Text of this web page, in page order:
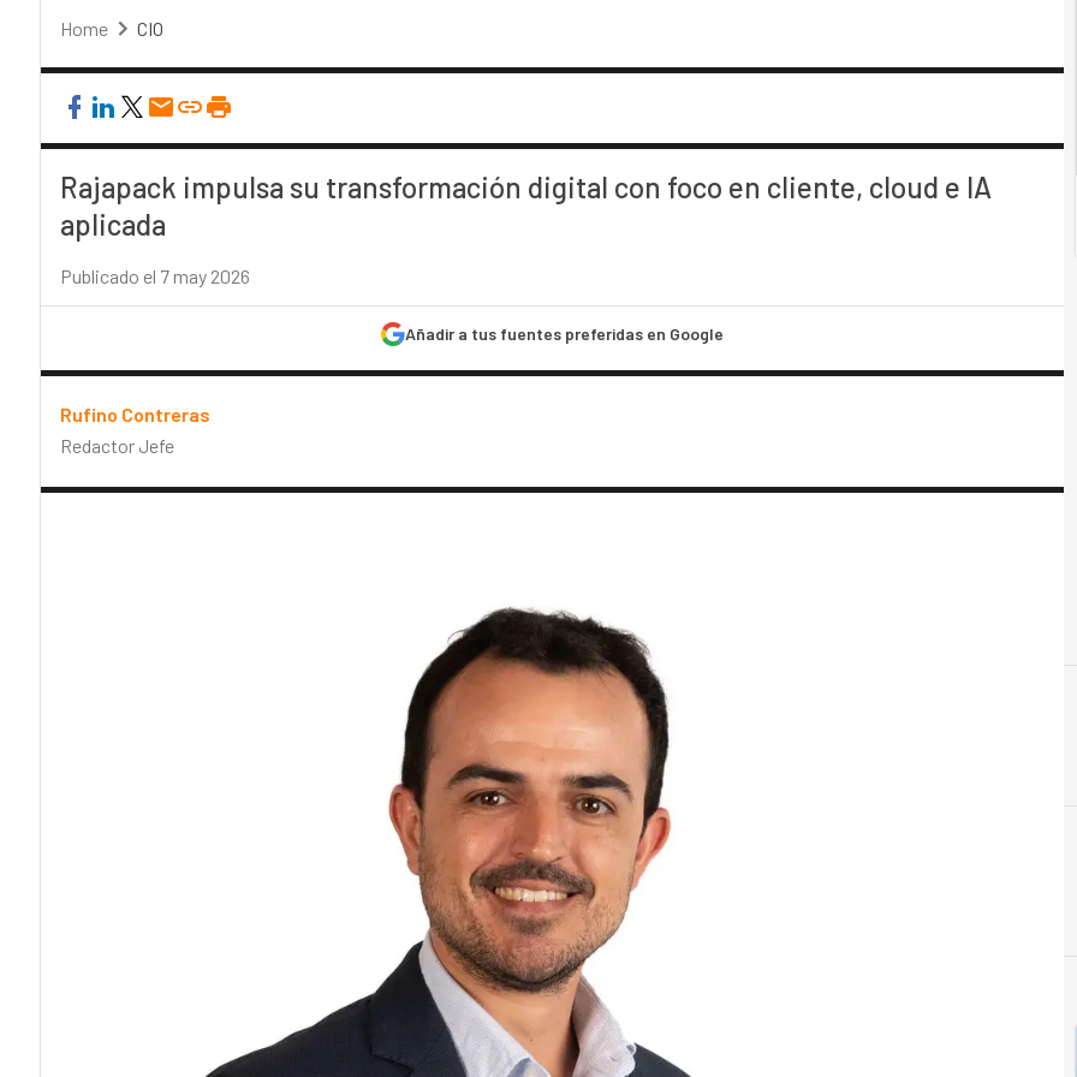
Home CIO
Rajapack impulsa su transformación digital con foco en cliente, cloud e IA
aplicada
Publicado el 7 may 2026
Añadir a tus fuentes preferidas en Google
Rufino Contreras
Redactor Jefe